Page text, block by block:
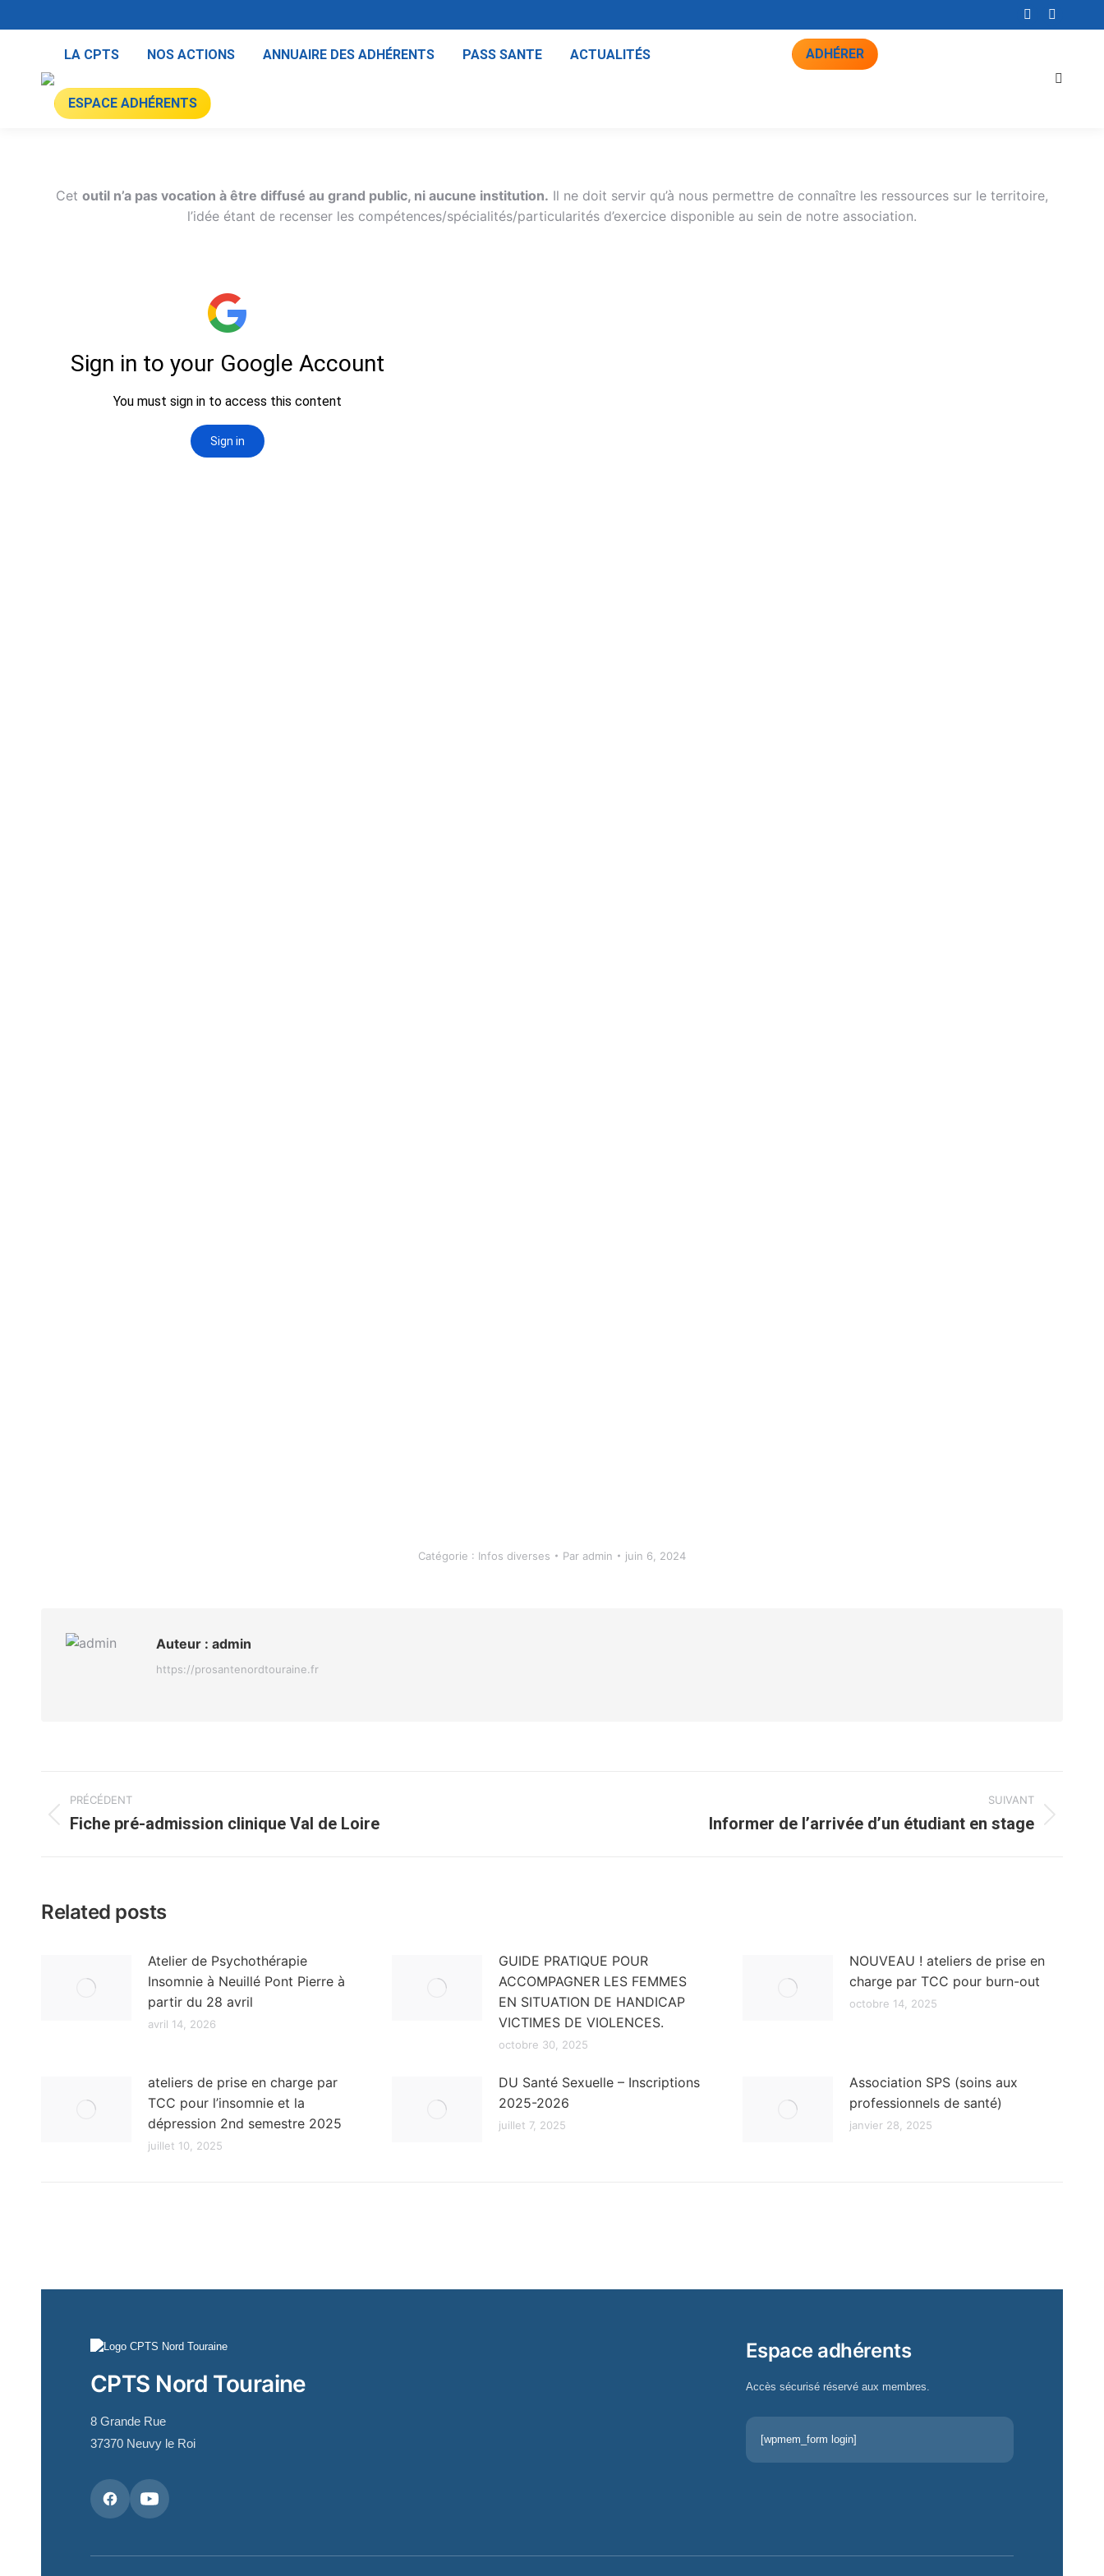
La
s'ouvre
La
s'ouvre
LA CPTS NOS ACTIONS ANNUAIRE DES ADHÉRENTS PASS SANTE ACTUALITÉS ADHÉRER
ESPACE ADHÉRENTS
Cet outil n’a pas vocation à être diffusé au grand public, ni aucune institution. Il ne doit servir qu’à nous permettre de connaître les ressources sur le territoire,
l’idée étant de recenser les compétences/spécialités/particularités d’exercice disponible au sein de notre association.
Catégorie : Infos diverses Par admin juin 6, 2024
Auteur : admin
https://prosantenordtouraine.fr
Navigation
article
PRÉCÉDENT
Article
Fiche pré-admission clinique Val de Loire
SUIVANT
Informer de l’arrivée d’un étudiant en stage
Related posts
Atelier de Psychothérapie
Insomnie à Neuillé Pont Pierre à
partir du 28 avril
avril 14, 2026
GUIDE PRATIQUE POUR
ACCOMPAGNER LES FEMMES
EN SITUATION DE HANDICAP
VICTIMES DE VIOLENCES.
octobre 30, 2025
NOUVEAU ! ateliers de prise en
charge par TCC pour burn-out
octobre 14, 2025
ateliers de prise en charge par
TCC pour l’insomnie et la
dépression 2nd semestre 2025
juillet 10, 2025
DU Santé Sexuelle – Inscriptions
2025-2026
juillet 7, 2025
Association SPS (soins aux
professionnels de santé)
janvier 28, 2025
CPTS Nord Touraine
8 Grande Rue
37370 Neuvy le Roi
Espace adhérents
Accès sécurisé réservé aux membres.
[wpmem_form login]